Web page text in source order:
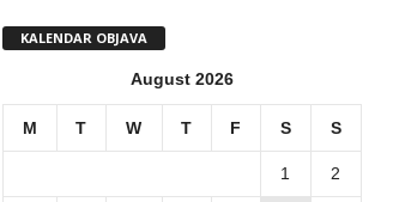
KALENDAR OBJAVA
August 2026
M T W T F S S
1 2